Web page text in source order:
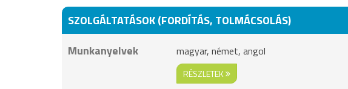
SZOLGÁLTATÁSOK (FORDÍTÁS, TOLMÁCSOLÁS)
Munkanyelvek
magyar, német, angol
RÉSZLETEK